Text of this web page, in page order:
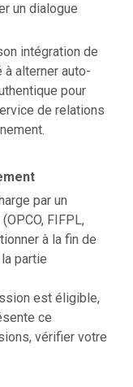
un dialogue
intégration de
à alterner auto-
pour
de relations
par un
FIFPL,
à la fin de
partie
est éligible,
ce
vérifier votre